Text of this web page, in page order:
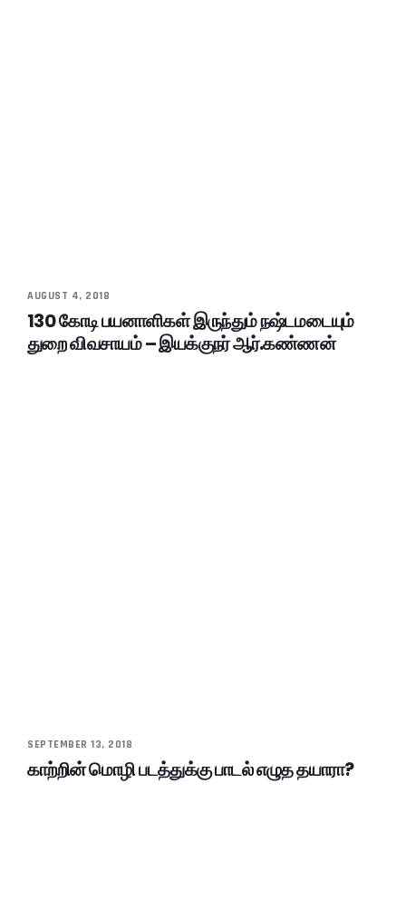
AUGUST 4, 2018
130 கோடி பயனாளிகள் இருந்தும் நஷ்டமடையும்
துறை விவசாயம் – இயக்குநர் ஆர்.கண்ணன்
SEPTEMBER 13, 2018
காற்றின் மொழி படத்துக்கு பாடல் எழுத தயாரா?